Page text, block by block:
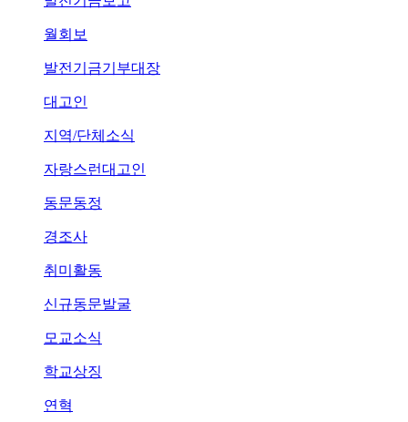
월회보
발전기금기부대장
대고인
지역/단체소식
자랑스런대고인
동문동정
경조사
취미활동
신규동문발굴
모교소식
학교상징
연혁